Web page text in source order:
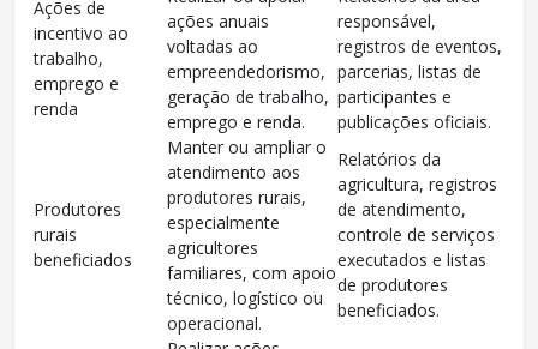
Ações de
incentivo ao
trabalho,
emprego e
renda
ações anuais
voltadas ao
empreendedorismo,
geração de trabalho,
emprego e renda.
responsável,
registros de eventos,
parcerias, listas de
participantes e
publicações oficiais.
Produtores
rurais
beneficiados
Manter ou ampliar o
atendimento aos
produtores rurais,
especialmente
agricultores
familiares, com apoio
técnico, logístico ou
operacional.
Relatórios da
agricultura, registros
de atendimento,
controle de serviços
executados e listas
de produtores
beneficiados.